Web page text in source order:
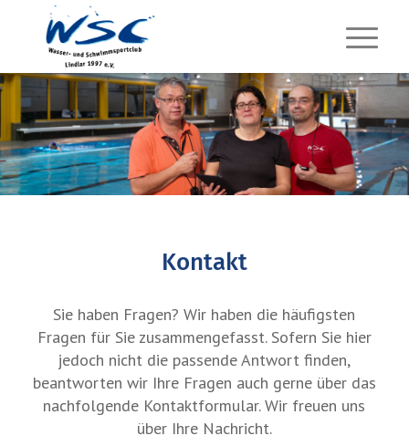
Kontakt
Sie haben Fragen? Wir haben die häufigsten
Fragen für Sie zusammengefasst. Sofern Sie hier
jedoch nicht die passende Antwort finden,
beantworten wir Ihre Fragen auch gerne über das
nachfolgende Kontaktformular. Wir freuen uns
über Ihre Nachricht.